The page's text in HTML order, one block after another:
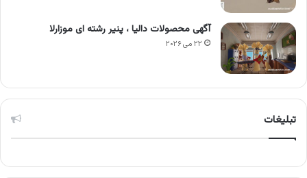
آگهی محصولات دالیا ، پنیر رشته ای موزارلا
۲۲ می ۲۰۲۶
تبلیغات